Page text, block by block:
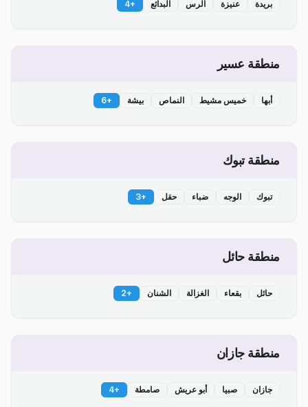
بريدة عنيزة الرس البدائع +
4
منطقة عسير
أبها خميس مشيط النماص بيشة +
6
منطقة تبوك
تبوك الوجه ضباء حقل +
3
منطقة حائل
حائل بقعاء الغزالة الشنان +
2
منطقة جازان
جازان صبيا أبو عريش صامطة +
4